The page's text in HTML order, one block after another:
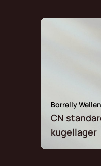
Borrelly
CN
kugellager